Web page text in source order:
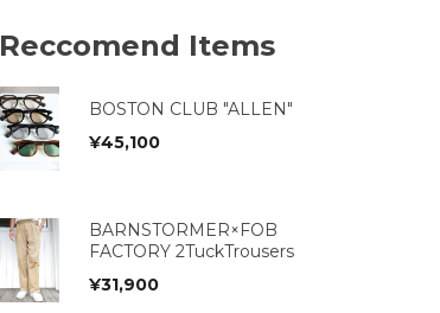
Reccomend Items
BOSTON CLUB "ALLEN"
¥45,100
BARNSTORMER×FOB
FACTORY 2TuckTrousers
¥31,900